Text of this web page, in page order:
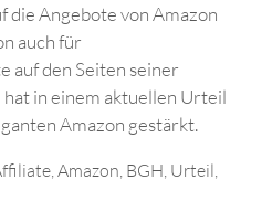
die Angebote von Amazon
auch für
den Seiten seiner
in einem aktuellen Urteil
Amazon gestärkt.
,Amazon, BGH, Urteil,